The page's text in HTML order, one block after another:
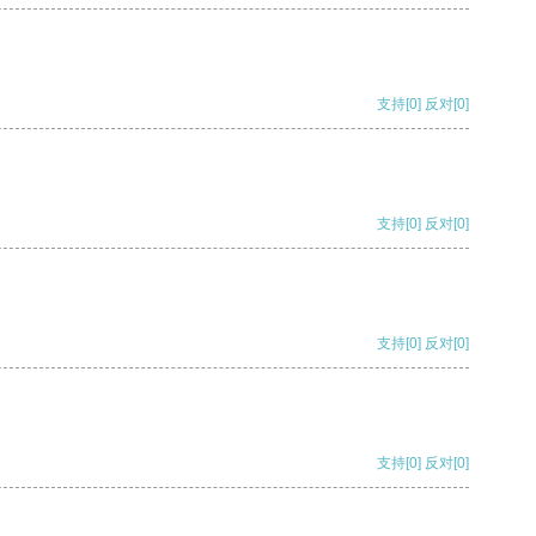
支持[0] 反对[0]
支持[0] 反对[0]
支持[0] 反对[0]
支持[0] 反对[0]